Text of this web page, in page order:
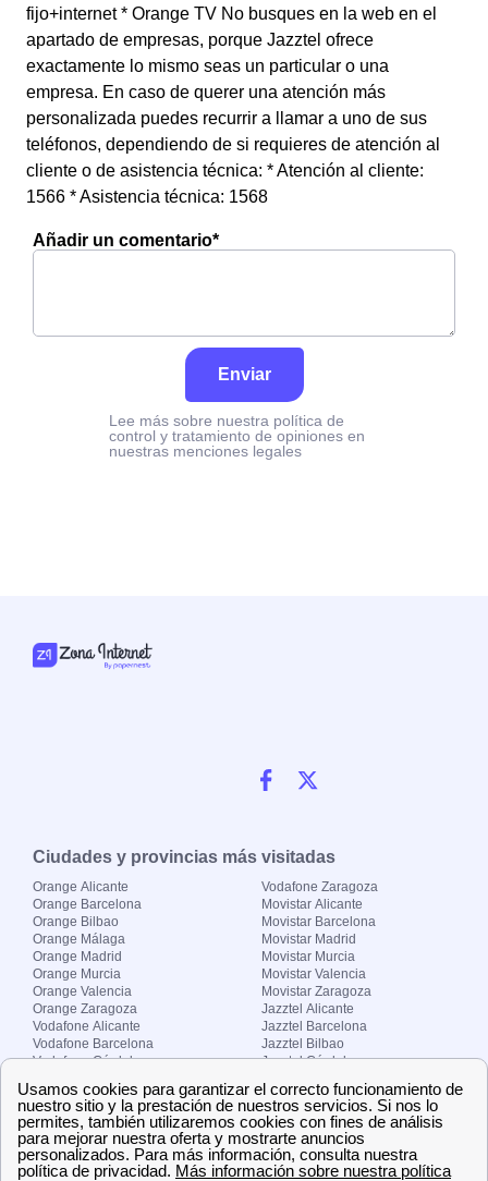
fijo+internet * Orange TV No busques en la web en el
apartado de empresas, porque Jazztel ofrece
exactamente lo mismo seas un particular o una
empresa. En caso de querer una atención más
personalizada puedes recurrir a llamar a uno de sus
teléfonos, dependiendo de si requieres de atención al
cliente o de asistencia técnica: * Atención al cliente:
1566 * Asistencia técnica: 1568
Añadir un comentario*
Enviar
Lee más sobre nuestra política de
control y tratamiento de opiniones en
nuestras menciones legales
Ciudades y provincias más visitadas
Orange Alicante
Orange Barcelona
Orange Bilbao
Orange Málaga
Orange Madrid
Orange Murcia
Orange Valencia
Orange Zaragoza
Vodafone Alicante
Vodafone Barcelona
Vodafone Córdoba
Vodafone Madrid
Vodafone Murcia
Vodafone Valencia
Vodafone Zaragoza
Movistar Alicante
Movistar Barcelona
Movistar Madrid
Movistar Murcia
Movistar Valencia
Movistar Zaragoza
Jazztel Alicante
Jazztel Barcelona
Jazztel Bilbao
Jazztel Córdoba
Jazztel Málaga
Jazztel Valencia
Jazztel Zaragoza
Sobre Zona-internet.com